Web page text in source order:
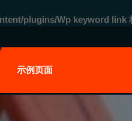
plugins/Wp keyword link
示例页面